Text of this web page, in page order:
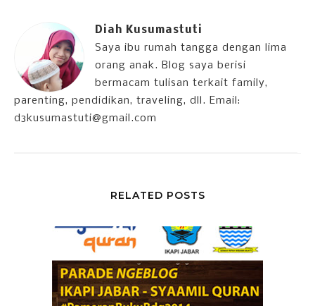
Diah Kusumastuti
Saya ibu rumah tangga dengan lima
orang anak. Blog saya berisi
bermacam tulisan terkait family,
parenting, pendidikan, traveling, dll. Email:
d3kusumastuti@gmail.com
RELATED POSTS